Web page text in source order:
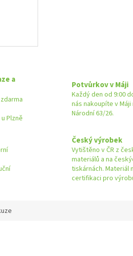
a
Plzně
Potvůrkov v Máji
Každý den od 9:00
nás nakoupíte v
Národní 63/26.
Český výrobek
Vytištěno v ČR z
materiálů a na
tiskárnách. Materiál
certifikaci pro